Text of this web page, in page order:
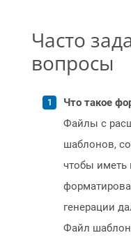
Часто
вопросы
Что такое
Файлы с
шаблонов,
чтобы иметь
генерации
Файл